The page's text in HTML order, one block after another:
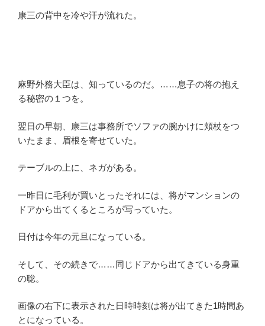
康三の背中を冷や汗が流れた。
麻野外務大臣は、知っているのだ。……息子の将の抱え
る秘密の１つを。
翌日の早朝、康三は事務所でソファの腕かけに頬杖をつ
いたまま、眉根を寄せていた。
テーブルの上に、ネガがある。
一昨日に毛利が買いとったそれには、将がマンションの
ドアから出てくるところが写っていた。
日付は今年の元旦になっている。
そして、その続きで……同じドアから出てきている身重
の聡。
画像の右下に表示された日時時刻は将が出てきた1時間あ
とになっている。